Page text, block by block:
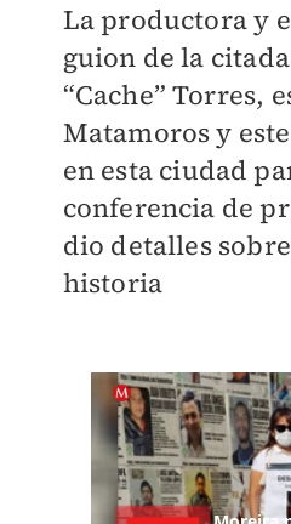
La productora y
guion de la
“Cache” Torres,
Matamoros y
en esta ciudad
conferencia de
dio detalles
historia